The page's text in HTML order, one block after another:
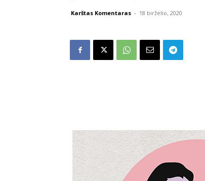
Karštas Komentaras - 18 birželio, 2020